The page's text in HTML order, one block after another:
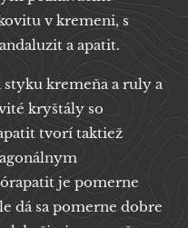
v kremeni, s
a apatit.
styku kremeňa a ruly a
kryštály so
tvorí taktiež
je pomerne
dá sa pomerne dobre